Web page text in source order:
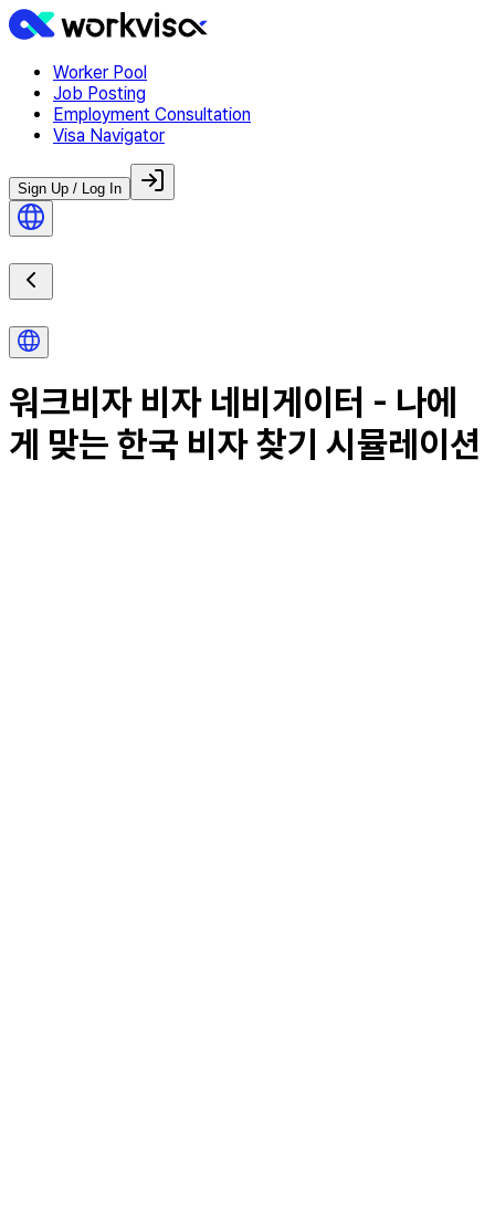
Worker Pool
Job Posting
Employment Consultation
Visa Navigator
Sign Up / Log In
워크비자 비자 네비게이터 - 나에
게 맞는 한국 비자 찾기 시뮬레이션